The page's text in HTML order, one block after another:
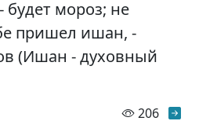
будет мороз; не
пришел ишан, -
(Ишан - духовный
206